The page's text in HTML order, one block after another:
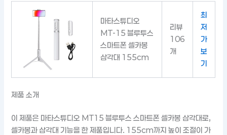
마타스튜디오
MT-15 블루투스
스마트폰 셀카봉
삼각대 155cm
리뷰
106
개
최
저
가
보
기
제품 소개
이 제품은 마타스튜디오 MT15 블루투스 스마트폰 셀카봉 삼각대로,
셀카봉과 삼각대 기능을 한 제품입니다. 155cm까지 높이 조절이 가